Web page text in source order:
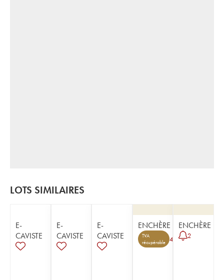
LOTS SIMILAIRES
E-
CAVISTE
E-
CAVISTE
E-
CAVISTE
ENCHÈRE
TVA
récupérable
4
ENCHÈRE
2